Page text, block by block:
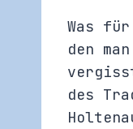
Was
den
des